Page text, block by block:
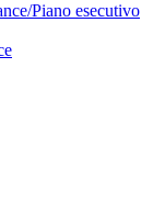
Piano esecutivo